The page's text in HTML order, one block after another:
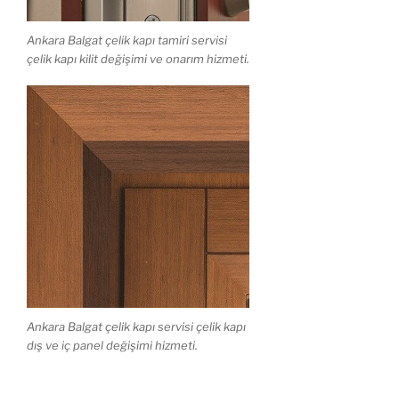
Ankara Balgat çelik kapı tamiri servisi
çelik kapı kilit değişimi ve onarım hizmeti.
Ankara Balgat çelik kapı servisi çelik kapı
dış ve iç panel değişimi hizmeti.